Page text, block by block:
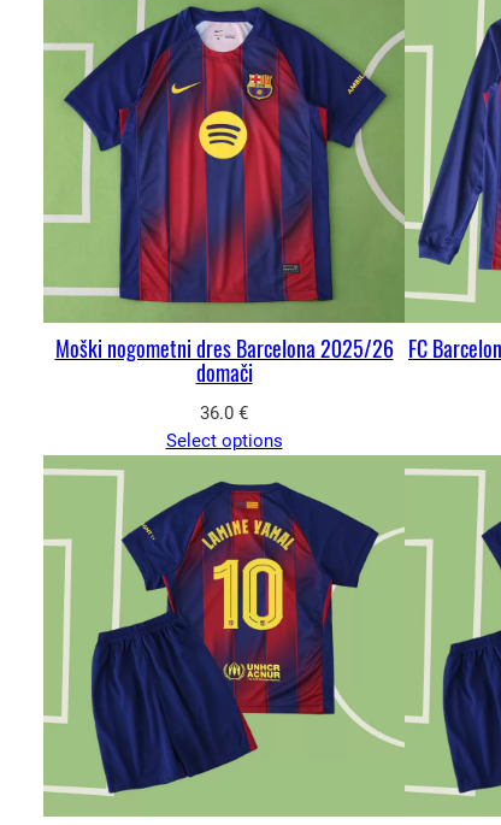
Moški nogometni dres Barcelona 2025/26
domači
36.0 €
Select options
FC